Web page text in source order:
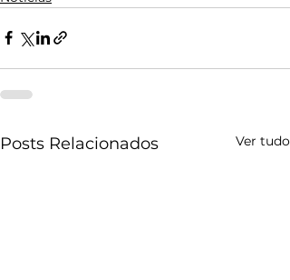
Posts Relacionados Ver tudo